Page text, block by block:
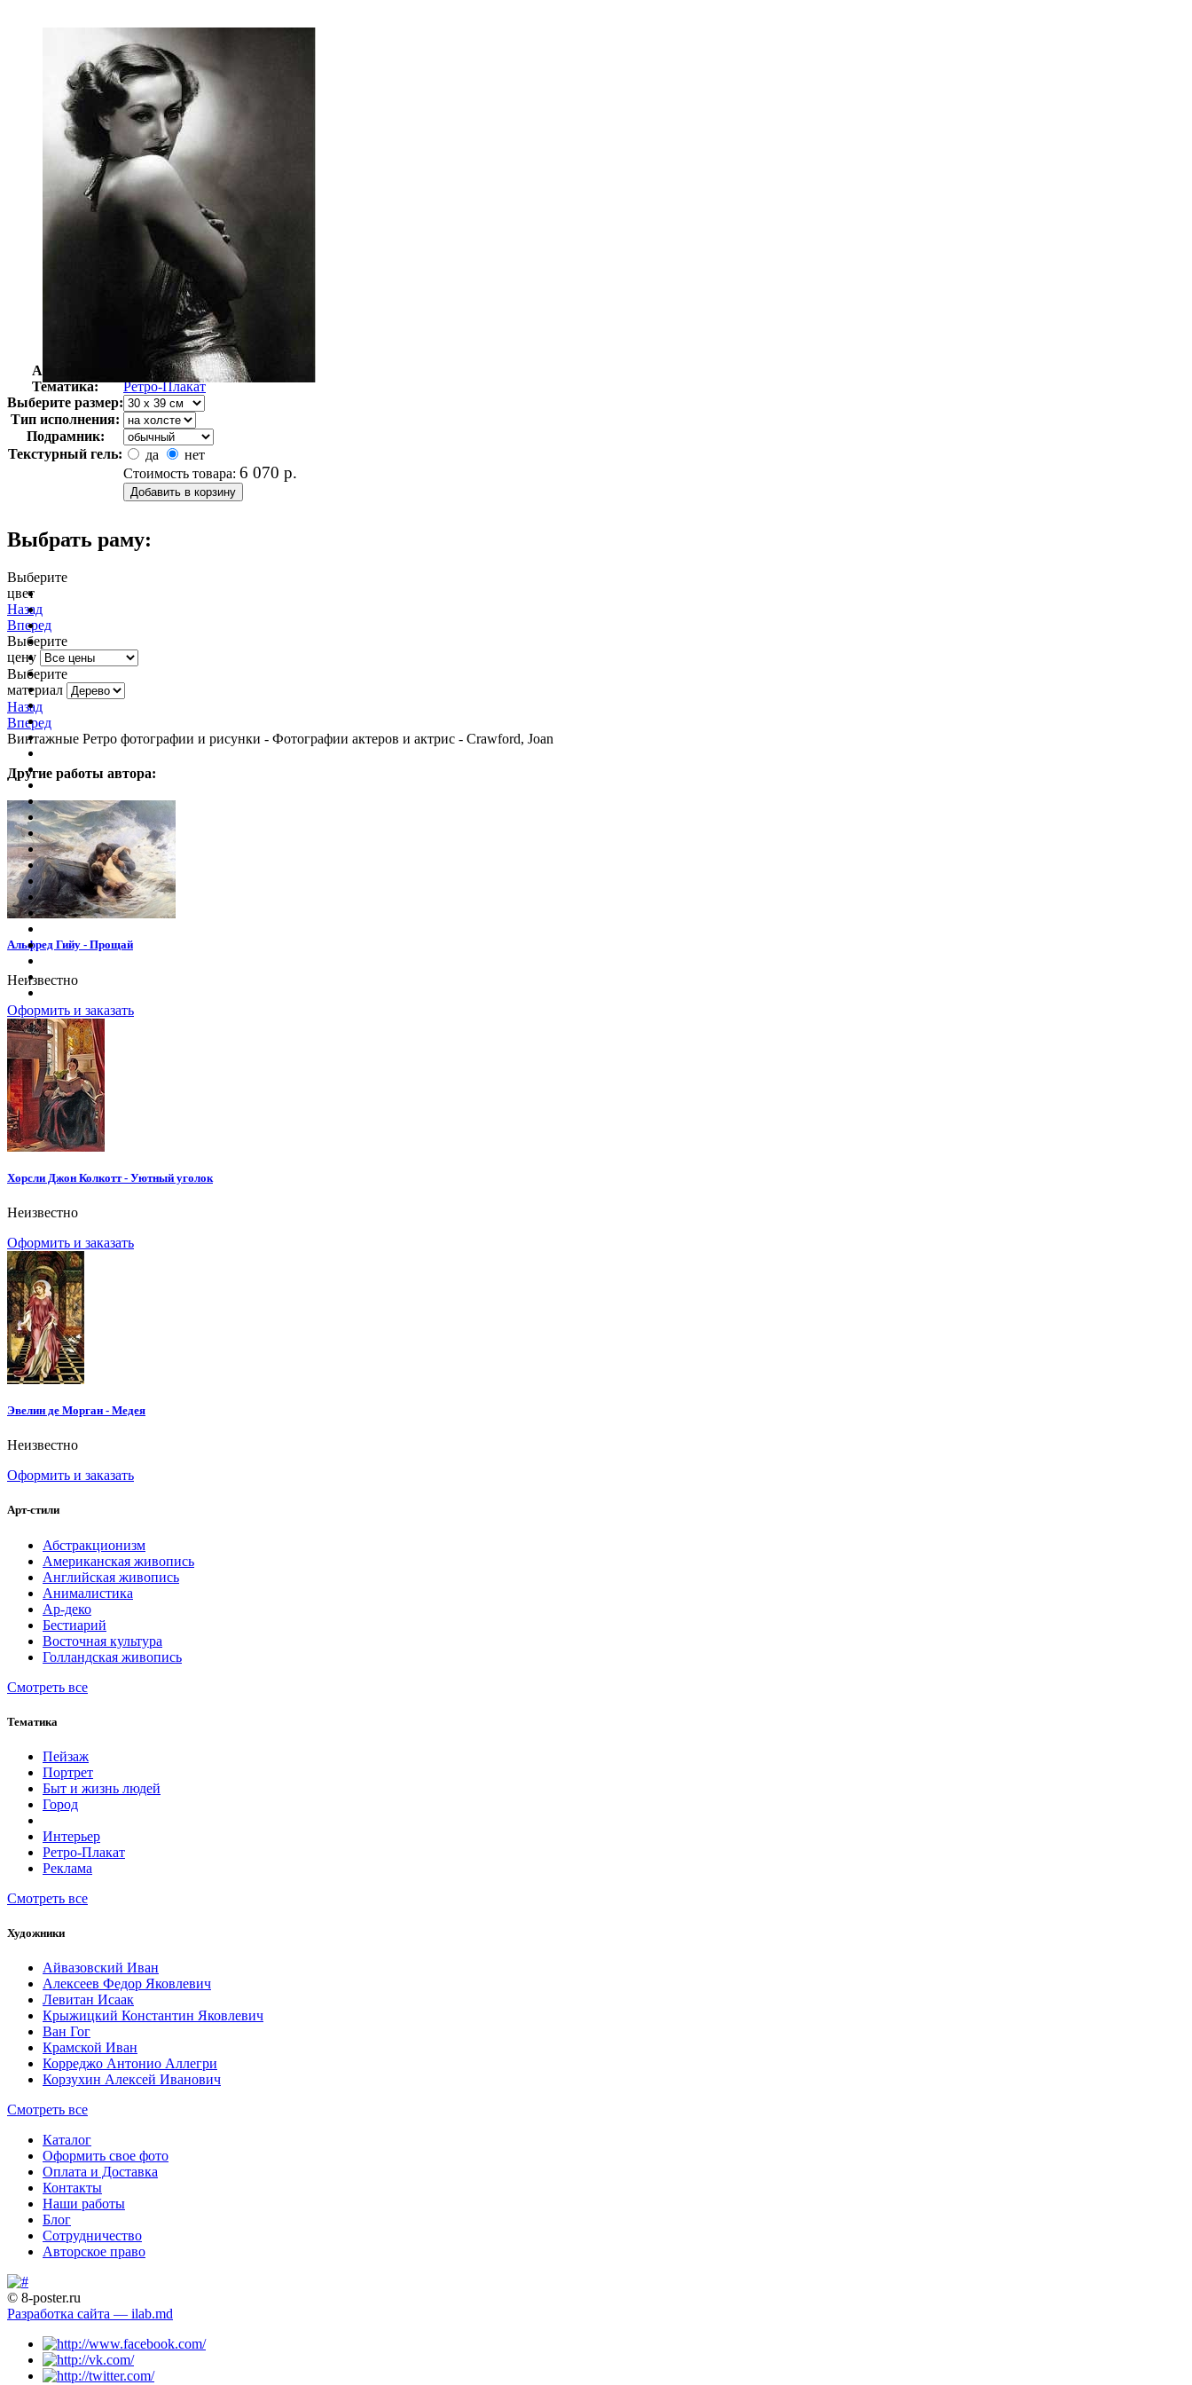
Неизвестно
Арт-стиль
Ретро-Плакат
Тематика:
Ретро-Плакат
Выберите размер:
Тип исполнения:
Подрамник:
Текстурный гель:
да
нет
Стоимость товара: 6 070 р.
Выбрать раму:
Выберите
цвет
Назад
Вперед
Выберите
цену
Выберите
материал
Назад
Вперед
Винтажные Ретро фотографии и рисунки - Фотографии актеров и актрис - Crawford, Joan
Другие работы автора:
Альфред Гийу - Прощай
Неизвестно
Оформить и заказать
Хорсли Джон Колкотт - Уютный уголок
Неизвестно
Оформить и заказать
Эвелин де Морган - Медея
Неизвестно
Оформить и заказать
Арт-стили
Абстракционизм
Американская живопись
Английская живопись
Анималистика
Ар-деко
Бестиарий
Восточная культура
Голландская живопись
Смотреть все
Тематика
Пейзаж
Портрет
Быт и жизнь людей
Город
Интерьер
Ретро-Плакат
Реклама
Смотреть все
Художники
Айвазовский Иван
Алексеев Федор Яковлевич
Левитан Исаак
Крыжицкий Константин Яковлевич
Ван Гог
Крамской Иван
Корреджо Антонио Аллегри
Корзухин Алексей Иванович
Смотреть все
Каталог
Оформить свое фото
Оплата и Доставка
Контакты
Наши работы
Блог
Сотрудничество
Авторское право
© 8-poster.ru
Разработка сайта — ilab.md